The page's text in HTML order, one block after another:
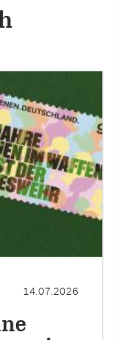
14.07.2026